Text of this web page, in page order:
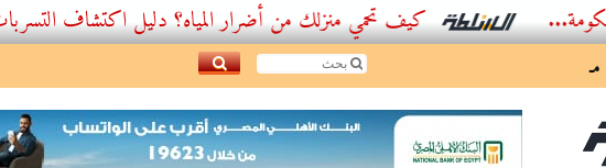
كيف تحمي منزلك من أضرار المياه؟ دليل اكتشاف التسربات وأفضل...